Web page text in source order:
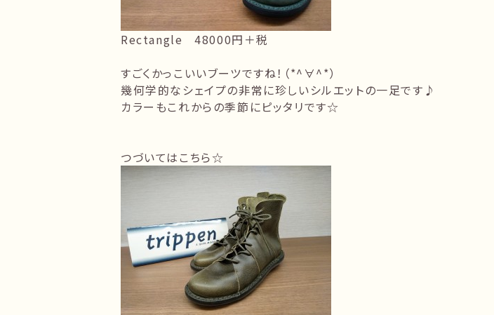
Rectangle 48000円＋税
すごくかっこいいブーツですね！（*^∀^*）
幾何学的なシェイプの非常に珍しいシルエットの一足です♪
カラーもこれからの季節にピッタリです☆
つづいてはこちら☆